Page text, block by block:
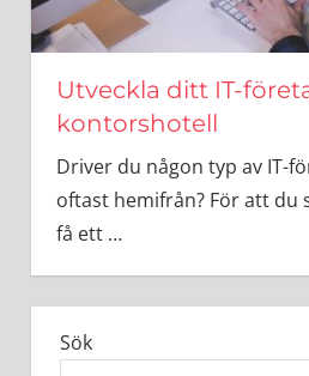
Utveckla ditt IT-
kontorshotell
Driver du någon typ av IT-
oftast hemifrån? För att du
få ett …
Sök